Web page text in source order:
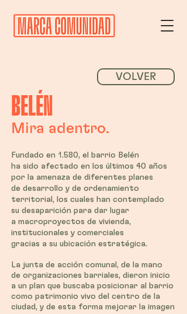
VOLVER
BELÉN
Mira adentro.
Fundado en 1.580, el barrio Belén
ha sido afectado en los últimos 40 años
por la amenaza de diferentes planes
de desarrollo y de ordenamiento
territorial, los cuales han contemplado
su desaparición para dar lugar
a macroproyectos de vivienda,
institucionales y comerciales
gracias a su ubicación estratégica.
La junta de acción comunal, de la mano
de organizaciones barriales, dieron inicio
a un plan que buscaba posicionar al barrio
como patrimonio vivo del centro de la
ciudad, y de esta forma mejorar la imagen